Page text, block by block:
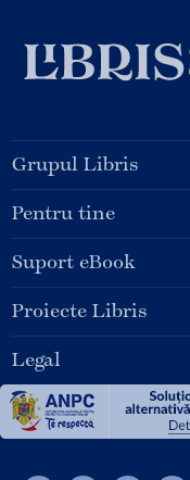
Grupul Libris
Pentru tine
Suport eBook
Proiecte Libris
Legal